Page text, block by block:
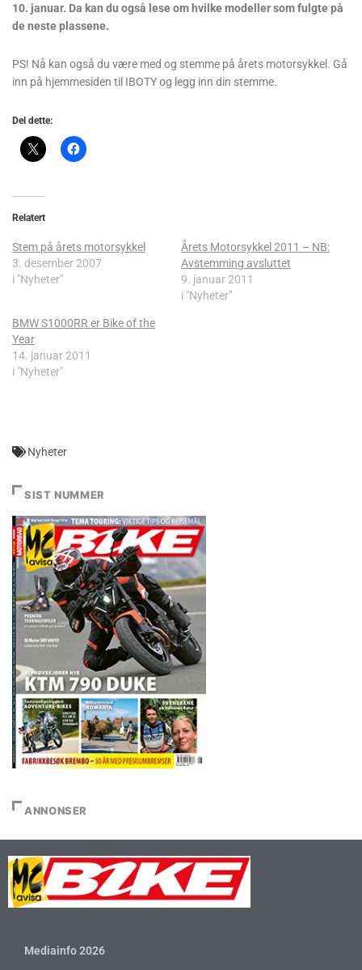
10. januar. Da kan du også lese om hvilke modeller som fulgte på
de neste plassene.
PS! Nå kan også du være med og stemme på årets motorsykkel. Gå
inn på hjemmesiden til IBOTY og legg inn din stemme.
Del dette:
Relatert
Stem på årets motorsykkel
3. desember 2007
i "Nyheter"
Årets Motorsykkel 2011 – NB:
Avstemming avsluttet
9. januar 2011
i "Nyheter"
BMW S1000RR er Bike of the
Year
14. januar 2011
i "Nyheter"
Nyheter
SIST NUMMER
ANNONSER
Mediainfo 2026